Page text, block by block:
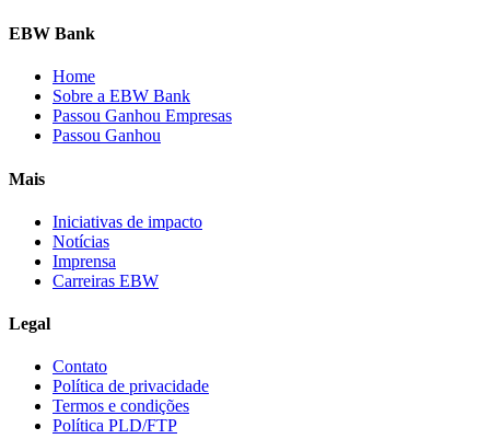
EBW Bank
Home
Sobre a EBW Bank
Passou Ganhou Empresas
Passou Ganhou
Mais
Iniciativas de impacto
Notícias
Imprensa
Carreiras EBW
Legal
Contato
Política de privacidade
Termos e condições
Política PLD/FTP